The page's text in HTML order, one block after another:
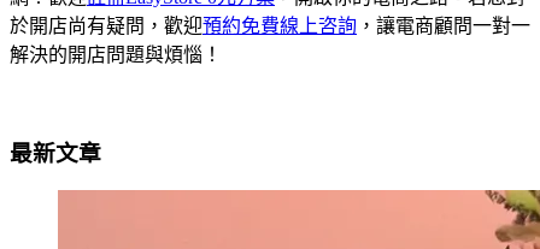
於開店尚有疑問，歡迎預約免費線上咨詢 ，讓電商顧問一對一
解決的開店問題與煩惱！
最新文章